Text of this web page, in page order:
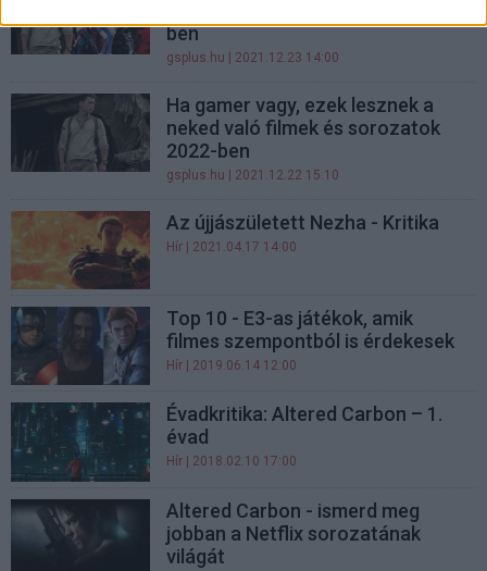
ben
gsplus.hu | 2021.12.23 14:00
Ha gamer vagy, ezek lesznek a
neked való filmek és sorozatok
2022-ben
gsplus.hu | 2021.12.22 15:10
Az újjászületett Nezha - Kritika
Hír | 2021.04.17 14:00
Top 10 - E3-as játékok, amik
filmes szempontból is érdekesek
Hír | 2019.06.14 12:00
Évadkritika: Altered Carbon – 1.
évad
Hír | 2018.02.10 17:00
Altered Carbon - ismerd meg
jobban a Netflix sorozatának
világát